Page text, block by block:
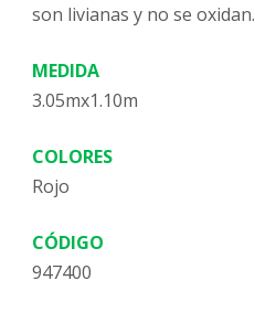
son livianas y no se oxidan.
MEDIDA
3.05mx1.10m
COLORES
Rojo
CÓDIGO
947400